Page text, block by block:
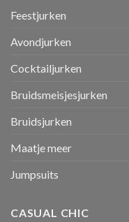
Feestjurken
Avondjurken
Cocktailjurken
Bruidsmeisjesjurken
Bruidsjurken
Maatje meer
Jumpsuits
CASUAL CHIC